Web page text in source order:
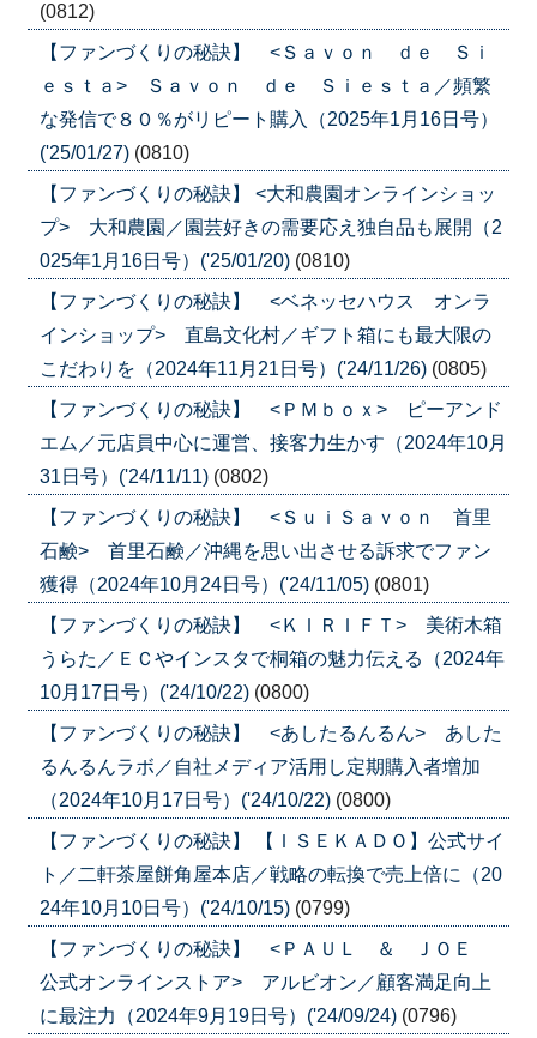
(0812)
【ファンづくりの秘訣】 <Ｓａｖｏｎ ｄｅ Ｓｉ
ｅｓｔａ> Ｓａｖｏｎ ｄｅ Ｓｉｅｓｔａ／頻繁
な発信で８０％がリピート購入（2025年1月16日号）
('25/01/27) (0810)
【ファンづくりの秘訣】 <大和農園オンラインショッ
プ> 大和農園／園芸好きの需要応え独自品も展開（2
025年1月16日号）('25/01/20) (0810)
【ファンづくりの秘訣】 <ベネッセハウス オンラ
インショップ> 直島文化村／ギフト箱にも最大限の
こだわりを（2024年11月21日号）('24/11/26) (0805)
【ファンづくりの秘訣】 <ＰＭｂｏｘ> ピーアンド
エム／元店員中心に運営、接客力生かす（2024年10月
31日号）('24/11/11) (0802)
【ファンづくりの秘訣】 <ＳｕｉＳａｖｏｎ 首里
石鹸> 首里石鹸／沖縄を思い出させる訴求でファン
獲得（2024年10月24日号）('24/11/05) (0801)
【ファンづくりの秘訣】 <ＫＩＲＩＦＴ> 美術木箱
うらた／ＥＣやインスタで桐箱の魅力伝える（2024年
10月17日号）('24/10/22) (0800)
【ファンづくりの秘訣】 <あしたるんるん> あした
るんるんラボ／自社メディア活用し定期購入者増加
（2024年10月17日号）('24/10/22) (0800)
【ファンづくりの秘訣】 【ＩＳＥＫＡＤＯ】公式サイ
ト／二軒茶屋餅角屋本店／戦略の転換で売上倍に（20
24年10月10日号）('24/10/15) (0799)
【ファンづくりの秘訣】 <ＰＡＵＬ ＆ ＪＯＥ
公式オンラインストア> アルビオン／顧客満足向上
に最注力（2024年9月19日号）('24/09/24) (0796)